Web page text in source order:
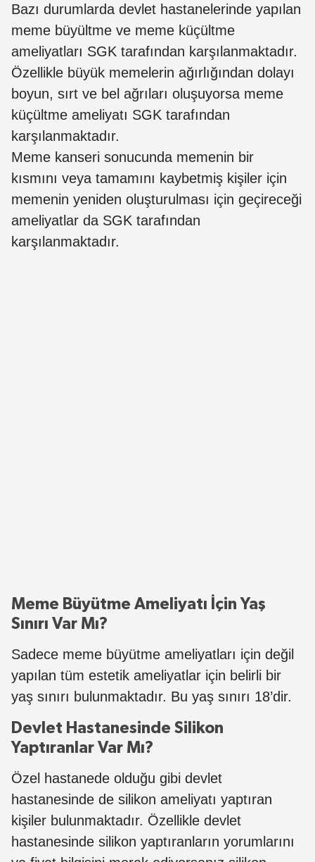
Bazı durumlarda devlet hastanelerinde yapılan
meme büyültme ve meme küçültme
ameliyatları SGK tarafından karşılanmaktadır.
Özellikle büyük memelerin ağırlığından dolayı
boyun, sırt ve bel ağrıları oluşuyorsa meme
küçültme ameliyatı SGK tarafından
karşılanmaktadır.
Meme kanseri sonucunda memenin bir
kısmını veya tamamını kaybetmiş kişiler için
memenin yeniden oluşturulması için geçireceği
ameliyatlar da SGK tarafından
karşılanmaktadır.
Meme Büyütme Ameliyatı İçin Yaş
Sınırı Var Mı?
Sadece meme büyütme ameliyatları için değil
yapılan tüm estetik ameliyatlar için belirli bir
yaş sınırı bulunmaktadır. Bu yaş sınırı 18’dir.
Devlet Hastanesinde Silikon
Yaptıranlar Var Mı?
Özel hastanede olduğu gibi devlet
hastanesinde de silikon ameliyatı yaptıran
kişiler bulunmaktadır. Özellikle devlet
hastanesinde silikon yaptıranların yorumlarını